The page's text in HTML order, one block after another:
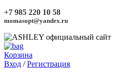
+7 985 220 10 58
momasopt@yandex.ru
Корзина
Вход /Регистрация